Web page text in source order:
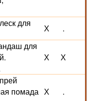
для
Х .
для
Х Х
помада Х .